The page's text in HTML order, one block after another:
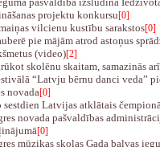
projektu konkursu[0]
vilcienu kustību sarakstos[0]
pie mājām atrod astoņus
(video)[2]
skolēnu skaitam, samazinās
“Latvju bērnu danci veda”
novada[0]
sestdien Latvijas atklātais
novada pašvaldības
[0]
mūzikas skolas Gada balvas